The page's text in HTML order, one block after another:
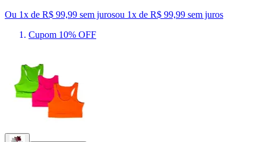
Ou 1x de R$ 99,99 sem jurosou 1x de R$ 99,99 sem juros
Cupom 10% OFF